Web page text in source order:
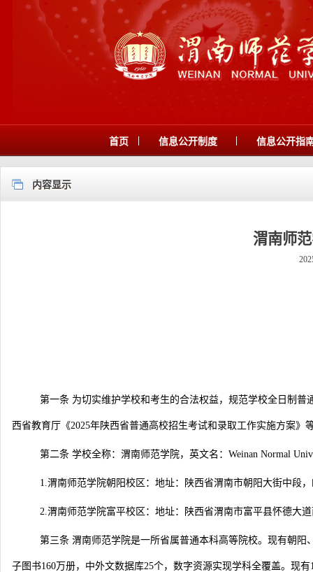
首页 信息公开制度 信息公开指
内容显示
渭南师
第一条 为切实维护学校和考生的合法权益，规范学校全日制
西省教育厅《2025年陕西省普通高校招生考试和录取工作实施方案》
第二条 学校全称：渭南师范学院，英文名：Weinan Normal
1.渭南师范学院朝阳校区：地址：陕西省渭南市朝阳大街中段，
2.渭南师范学院富平校区：地址：陕西省渭南市富平县怀德大
第三条 渭南师范学院是一所省属普通本科高等院校。现有朝
子图书160万册，中外文数据库25个，数字资源实现学科全覆盖。现